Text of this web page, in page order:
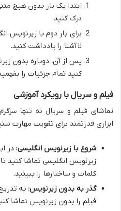
ابتدا یک بار بدون هیچ
درک کنید.
برای بار دوم با زیرنویس
ناآشنا را یادداشت کنید.
پس از آن، دوباره بدون
کنید تمام جزئیات را
فیلم و سریال با رویکرد آموزشی
تماشای فیلم و سریال نه تنها
ابزاری قدرتمند برای تقویت مهارت
شروع با زیرنویس انگلیسی: در
زیرنویس انگلیسی تماشا کنید
کلمات و ساختارها را ببینید.
گذر به بدون زیرنویس: به
فیلم را بدون زیرنویس تماشا